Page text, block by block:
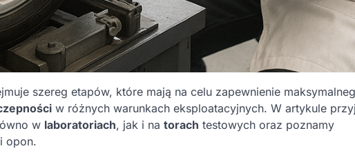
szereg etapów, które mają na celu zapewnienie
w różnych warunkach eksploatacyjnych. W artykule
w laboratoriach, jak i na torach testowych oraz poznamy
opon.